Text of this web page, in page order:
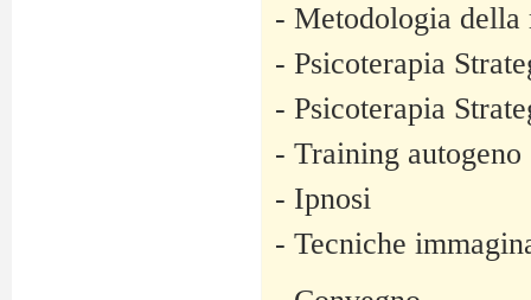
- Metodologia della
- Psicoterapia
- Psicoterapia
- Training autogeno
- Ipnosi
- Tecniche